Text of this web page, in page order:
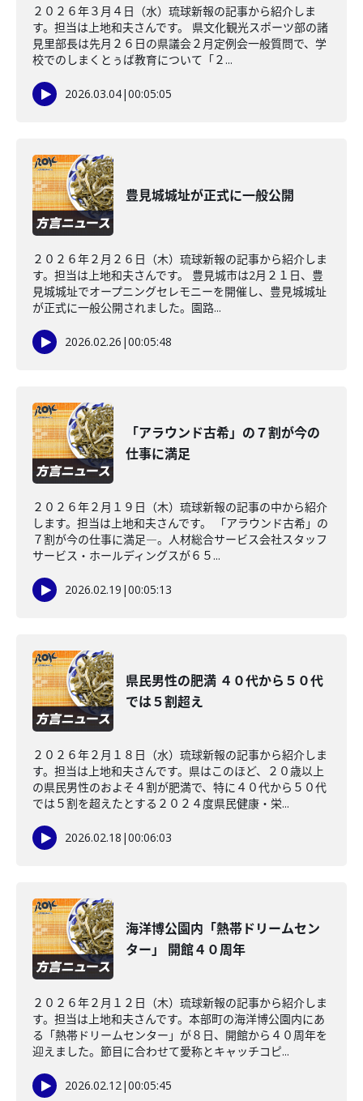
２０２６年３月４日（水）琉球新報の記事から紹介しま
す。担当は上地和夫さんです。 県文化観光スポーツ部の諸
見里部長は先月２６日の県議会２月定例会一般質問で、学
校でのしまくとぅば教育について「２...
2026.03.04|00:05:05
豊見城城址が正式に一般公開
２０２６年２月２６日（木）琉球新報の記事から紹介しま
す。担当は上地和夫さんです。 豊見城市は2月２１日、豊
見城城址でオープニングセレモニーを開催し、豊見城城址
が正式に一般公開されました。園路...
2026.02.26 |00:05:48
「アラウンド古希」の７割が今の
仕事に満足
２０２６年２月１９日（木）琉球新報の記事の中から紹介
します。担当は上地和夫さんです。 「アラウンド古希」の
７割が今の仕事に満足―。人材総合サービス会社スタッフ
サービス・ホールディングスが６５...
2026.02.19 |00:05:13
県民男性の肥満 ４０代から５０代
では５割超え
２０２６年２月１８日（水）琉球新報の記事から紹介しま
す。担当は上地和夫さんです。県はこのほど、２０歳以上
の県民男性のおよそ４割が肥満で、特に４０代から５０代
では５割を超えたとする２０２４度県民健康・栄...
2026.02.18 |00:06:03
海洋博公園内「熱帯ドリームセン
ター」 開館４０周年
２０２６年２月１２日（木）琉球新報の記事から紹介しま
す。担当は上地和夫さんです。本部町の海洋博公園内にあ
る「熱帯ドリームセンター」が８日、開館から４０周年を
迎えました。節目に合わせて愛称とキャッチコピ...
2026.02.12|00:05:45